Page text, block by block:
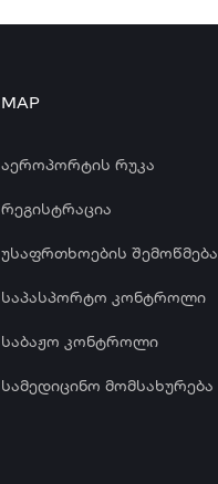
MAP
აეროპორტის რუკა
რეგისტრაცია
უსაფრთხოების შემოწმება
საპასპორტო კონტროლი
საბაჟო კონტროლი
სამედიცინო მომსახურება